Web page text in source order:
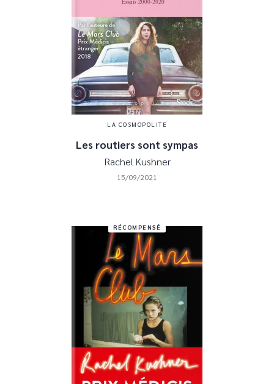
LA COSMOPOLITE
Les routiers sont sympas
Rachel Kushner
15/09/2021
RÉCOMPENSÉ